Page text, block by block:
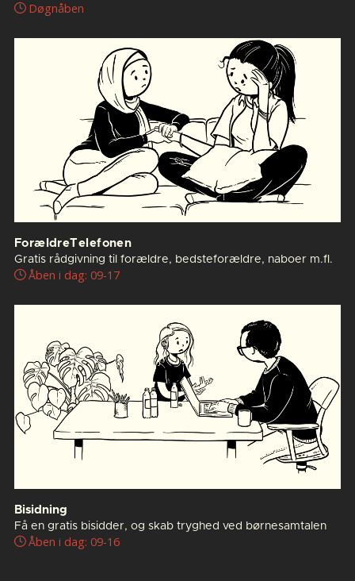
Døgnåben
ForældreTelefonen
Gratis rådgivning til forældre, bedsteforældre, naboer m.fl.
Åben i dag: 09-17
Bisidning
Få en gratis bisidder, og skab tryghed ved børnesamtalen
Åben i dag: 09-16